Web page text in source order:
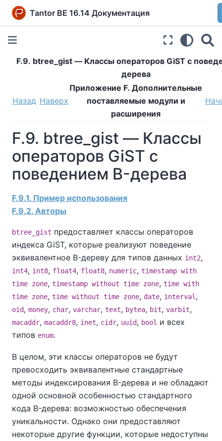
Tantor BE 16.14 Документация
F.9. btree_gist — Классы операторов GiST с
дерева
Назад Наверх
Приложение F. Дополнительные
поставляемые модули и
расширения
F.9. btree_gist — Классы
операторов GiST с
поведением B-дерева
F.9.1. Пример использования
F.9.2. Авторы
btree_gist предоставляет классы операторов
индекса GiST, которые реализуют поведение
эквивалентное B-дереву для типов данных int2,
int4, int8, float4, float8, numeric, timestamp with
time zone, timestamp without time zone, time with
time zone, time without time zone, date, interval ,
oid, money, char, varchar, text, bytea, bit, varbit,
macaddr, macaddr8, inet, cidr, uuid, bool и всех
типов enum.
В целом, эти классы операторов не будут
превосходить эквивалентные стандартные
методы индексирования B-дерева и не обладают
одной основной особенностью стандартного
кода B-дерева: возможностью обеспечения
уникальности. Однако они предоставляют
некоторые другие функции, которые недоступны